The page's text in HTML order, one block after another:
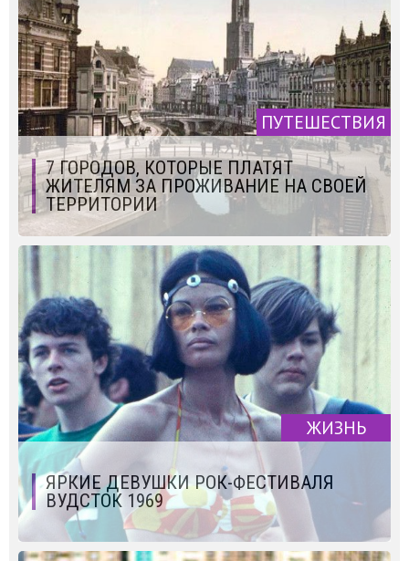
ПУТЕШЕСТВИЯ
7 ГОРОДОВ, КОТОРЫЕ ПЛАТЯТ
ЖИТЕЛЯМ ЗА ПРОЖИВАНИЕ НА СВОЕЙ
ТЕРРИТОРИИ
ЖИЗНЬ
ЯРКИЕ ДЕВУШКИ РОК-ФЕСТИВАЛЯ
ВУДСТОК 1969